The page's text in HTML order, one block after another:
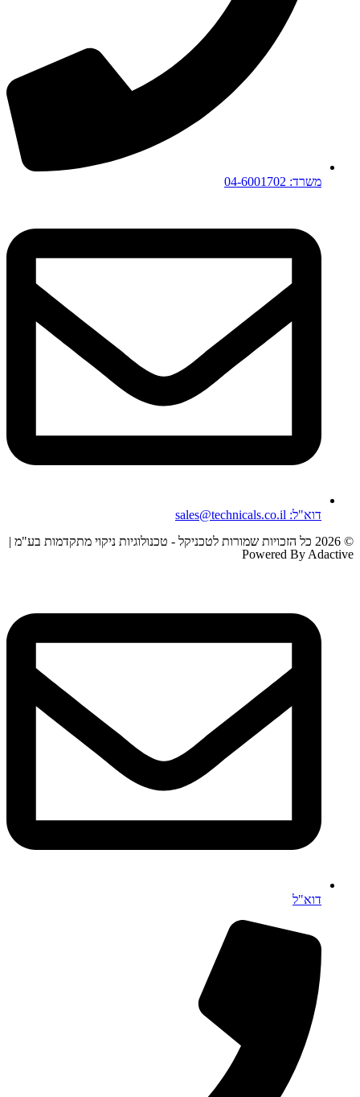
משרד: 04-6001702
דוא"ל: sales@technicals.co.il
© 2026 כל הזכויות שמורות לטכניקל - טכנולוגיות ניקוי מתקדמות בע"מ |
Powered By Adactive
דוא"ל